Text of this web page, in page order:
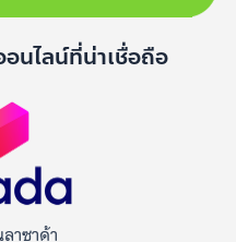
นไลน์ที่น่าเชื่อถือ
าซาด้า